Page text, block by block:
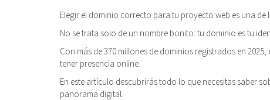
Elegir el dominio correcto para tu proyecto web es una
No se trata solo de un nombre bonito: tu dominio es tu
Con más de 370 millones de dominios registrados en
tener presencia online.
En este artículo descubrirás todo lo que necesitas saber
panorama digital.